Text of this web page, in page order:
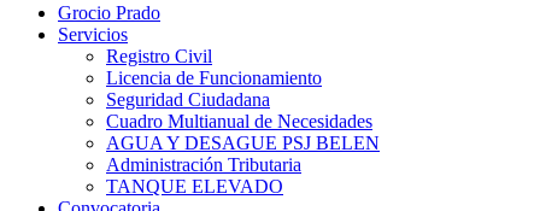
Grocio Prado
Servicios
Registro Civil
Licencia de Funcionamiento
Seguridad Ciudadana
Cuadro Multianual de Necesidades
AGUA Y DESAGUE PSJ BELEN
Administración Tributaria
TANQUE ELEVADO